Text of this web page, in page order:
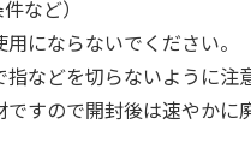
など）
にならないでください。
などを切らないように注
すので開封後は速やかに